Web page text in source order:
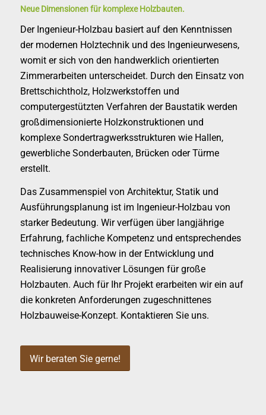
Neue Dimensionen für komplexe Holzbauten.
Der Ingenieur-Holzbau basiert auf den Kenntnissen
der modernen Holztechnik und des Ingenieurwesens,
womit er sich von den handwerklich orientierten
Zimmerarbeiten unterscheidet. Durch den Einsatz von
Brettschichtholz, Holzwerkstoffen und
computergestützten Verfahren der Baustatik werden
großdimensionierte Holzkonstruktionen und
komplexe Sondertragwerksstrukturen wie Hallen,
gewerbliche Sonderbauten, Brücken oder Türme
erstellt.
Das Zusammenspiel von Architektur, Statik und
Ausführungsplanung ist im Ingenieur-Holzbau von
starker Bedeutung. Wir verfügen über langjährige
Erfahrung, fachliche Kompetenz und entsprechendes
technisches Know-how in der Entwicklung und
Realisierung innovativer Lösungen für große
Holzbauten. Auch für Ihr Projekt erarbeiten wir ein auf
die konkreten Anforderungen zugeschnittenes
Holzbauweise-Konzept. Kontaktieren Sie uns.
Wir beraten Sie gerne!